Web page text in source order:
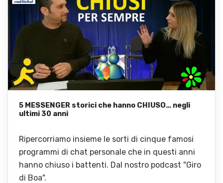
5 MESSENGER storici che hanno CHIUSO… negli
ultimi 30 anni
Ripercorriamo insieme le sorti di cinque famosi
programmi di chat personale che in questi anni
hanno chiuso i battenti. Dal nostro podcast "Giro
di Boa".